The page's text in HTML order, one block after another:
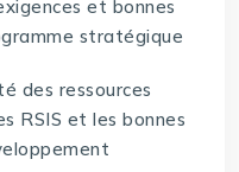
et bonnes
stratégique
des ressources
RSIS et les bonnes